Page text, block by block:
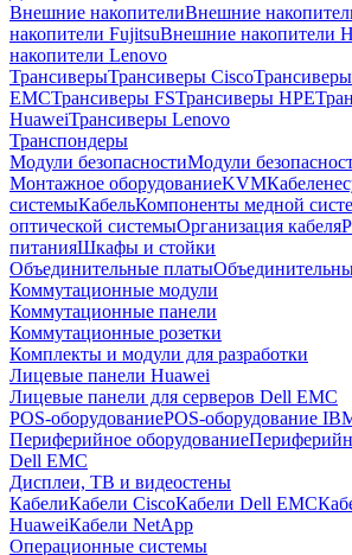
Внешние накопителиВнешние
накопители FujitsuВнешние накопители
накопители Lenovo
ТрансиверыТрансиверы Cisco
EMCТрансиверы FSТрансиверы HPE
HuaweiТрансиверы Lenovo
Транспондеры
Модули безопасностиМодули
Монтажное оборудованиеKVM
системыКабельКомпоненты медной
оптической системыОрганизация кабеля
питанияШкафы и стойки
Объединительные платы
Коммутационные модули
Коммутационные панели
Коммутационные розетки
Комплекты и модули для разработки
Лицевые панели Huawei
Лицевые панели для серверов Dell EMC
POS-оборудованиеPOS-оборудование
Периферийное оборудование
Dell EMC
Дисплеи, ТВ и видеостены
КабелиКабели CiscoКабели Dell EMC
HuaweiКабели NetApp
Операционные системы